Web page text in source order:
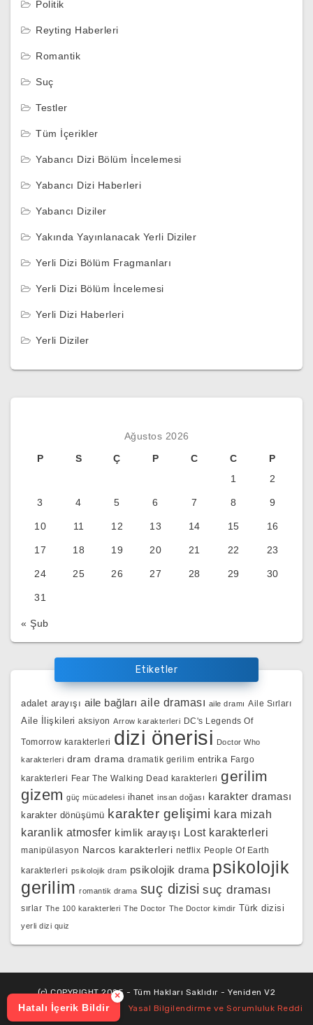
Politik
Reyting Haberleri
Romantik
Suç
Testler
Tüm İçerikler
Yabancı Dizi Bölüm İncelemesi
Yabancı Dizi Haberleri
Yabancı Diziler
Yakında Yayınlanacak Yerli Diziler
Yerli Dizi Bölüm Fragmanları
Yerli Dizi Bölüm İncelemesi
Yerli Dizi Haberleri
Yerli Diziler
Ağustos 2026
P
S Ç P C C
P
1
2
3 4 5 6 7 8 9
10 11 12 13 14 15 16
17 18 19 20 21 22 23
24 25 26 27 28 29 30
31
« Şub
Etiketler
adalet arayışı aile bağları aile draması aile dramı Aile Sırları
Aile İlişkileri aksiyon Arrow karakterleri DC's Legends Of
Tomorrow karakterleri dizi önerisi Doctor Who
karakterleri dram drama dramatik gerilim entrika Fargo
karakterleri Fear The Walking Dead karakterleri gerilim
gizem güç mücadelesi ihanet insan doğası karakter draması
karakter dönüşümü karakter gelişimi kara mizah
karanlik atmosfer kimlik arayışı Lost karakterleri
manipülasyon Narcos karakterleri netflix People Of Earth
karakterleri psikolojik dram psikolojik drama psikolojik
gerilim romantik drama suç dizisi suç draması
sırlar The 100 karakterleri The Doctor The Doctor kimdir Türk dizisi
yerli dizi quiz
(c) COPYRIGHT 2025 - Tüm Hakları Saklıdır - Yeniden V2
Yasal Bilgilendirme ve Sorumluluk Reddi
Hatalı İçerik Bildir
×